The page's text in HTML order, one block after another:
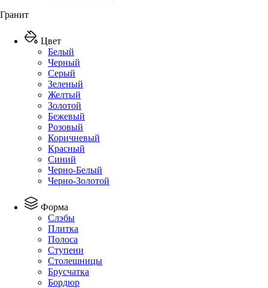
Гранит
Цвет
Белый
Черный
Серый
Зеленый
Желтый
Золотой
Бежевый
Розовый
Коричневый
Красный
Синий
Черно-Белый
Черно-Золотой
Форма
Слэбы
Плитка
Полоса
Ступени
Столешницы
Брусчатка
Бордюр